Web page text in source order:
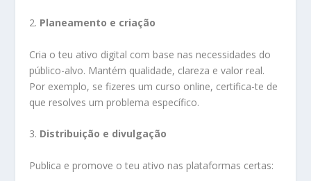
2. Planeamento e criação
Cria o teu ativo digital com base nas necessidades do
público-alvo. Mantém qualidade, clareza e valor real.
Por exemplo, se fizeres um curso online, certifica-te de
que resolves um problema específico.
3. Distribuição e divulgação
Publica e promove o teu ativo nas plataformas certas: